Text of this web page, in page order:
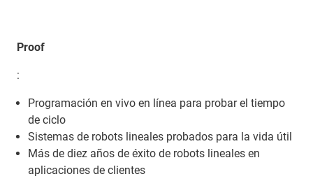
Proof
:
Programación en vivo en línea para probar el tiempo
de ciclo
Sistemas de robots lineales probados para la vida útil
Más de diez años de éxito de robots lineales en
aplicaciones de clientes